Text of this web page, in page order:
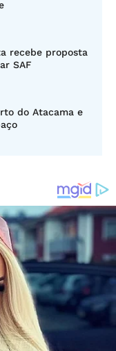
recebe proposta
SAF
do Atacama e